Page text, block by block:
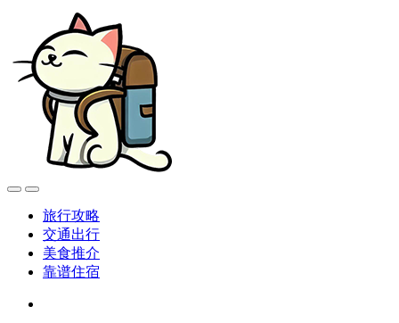
旅行攻略
交通出行
美食推介
靠谱住宿